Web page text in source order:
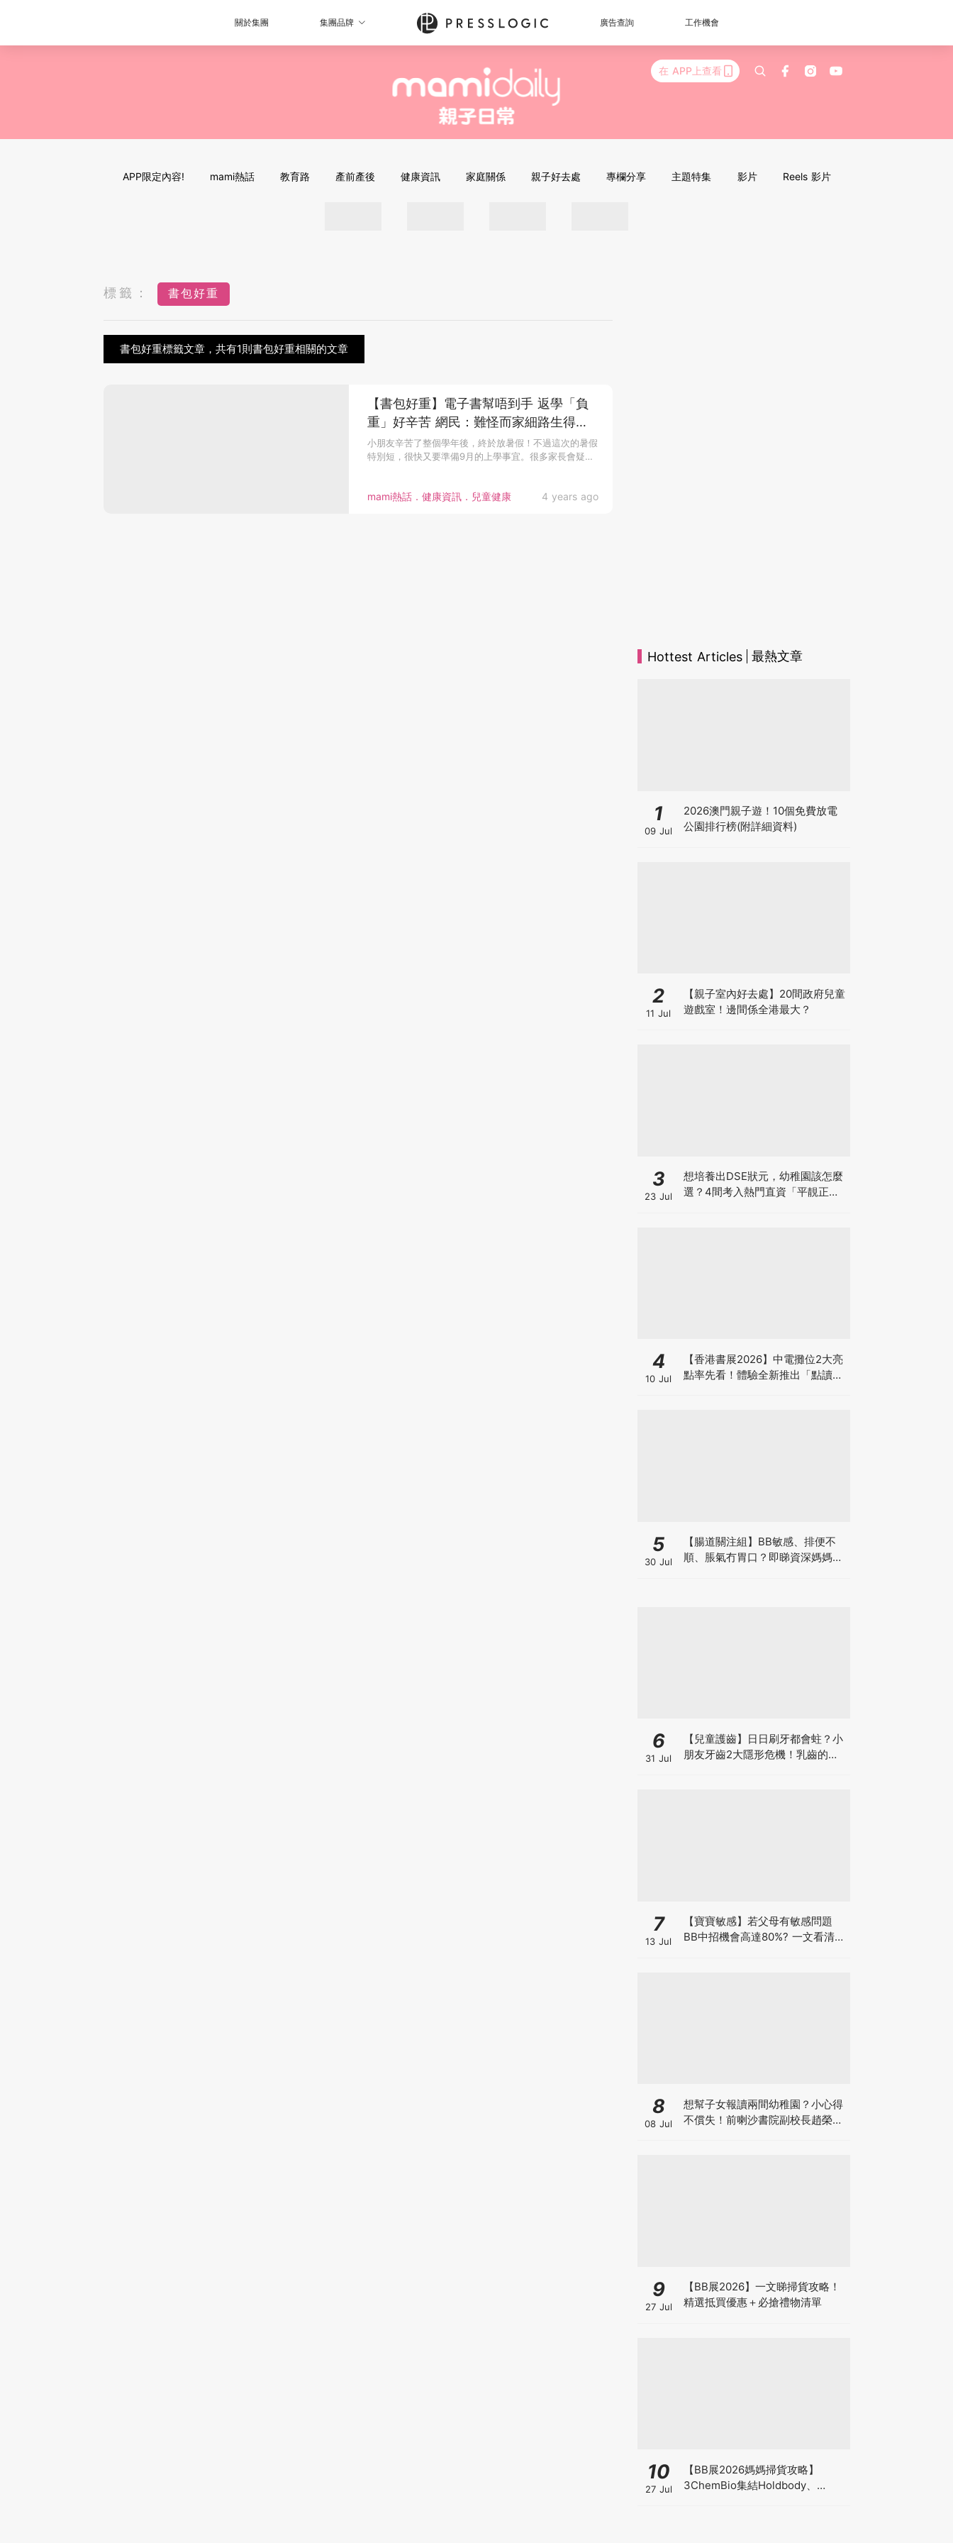
關於集團 集團品牌 廣告查詢 工作機會
在 APP上查看
APP限定內容! mami熱話 教育路 產前產後 健康資訊 家庭關係 親子好去處 專欄分享 主題特集 影片 Reels 影片
標籤： 書包好重
書包好重標籤文章，共有1則書包好重相關的文章
mami熱話．健康資訊．兒童健康 4 years ago
【書包好重】電子書幫唔到手 返學「負
重」好辛苦 網民：難怪而家細路生得咁
細粒
小朋友辛苦了整個學年後，終於放暑假！不過這次的暑假
特別短，很快又要準備9月的上學事宜。很多家長會疑
Hottest Articles 最熱文章
1
09 Jul
2026澳門親子遊！10個免費放電
公園排行榜(附詳細資料)
2
11 Jul
【親子室內好去處】20間政府兒童
遊戲室！邊間係全港最大？
3
23 Jul
想培養出DSE狀元，幼稚園該怎麼
選？4間考入熱門直資「平靚正」
4
10 Jul
【香港書展2026】中電攤位2大亮
點率先看！體驗全新推出「點讀故
5
30 Jul
【腸道關注組】BB敏感、排便不
順、脹氣冇胃口？即睇資深媽媽分
6
31 Jul
【兒童護齒】日日刷牙都會蛀？小
朋友牙齒2大隱形危機！乳齒的琺
7
13 Jul
【寶寶敏感】若父母有敏感問題
BB中招機會高達80%? 一文看清預
8
08 Jul
想幫子女報讀兩間幼稚園？小心得
不償失！前喇沙書院副校長趙榮
9
27 Jul
【BB展2026】一文睇掃貨攻略！
精選抵買優惠＋必搶禮物清單
10
27 Jul
【BB展2026媽媽掃貨攻略】
3ChemBio集結Holdbody、